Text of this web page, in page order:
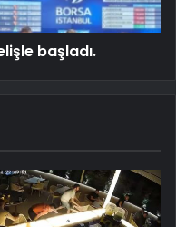
başladı.